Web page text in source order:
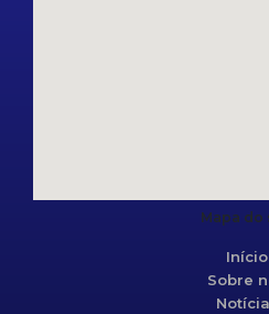
Mapa do
Início
Sobre